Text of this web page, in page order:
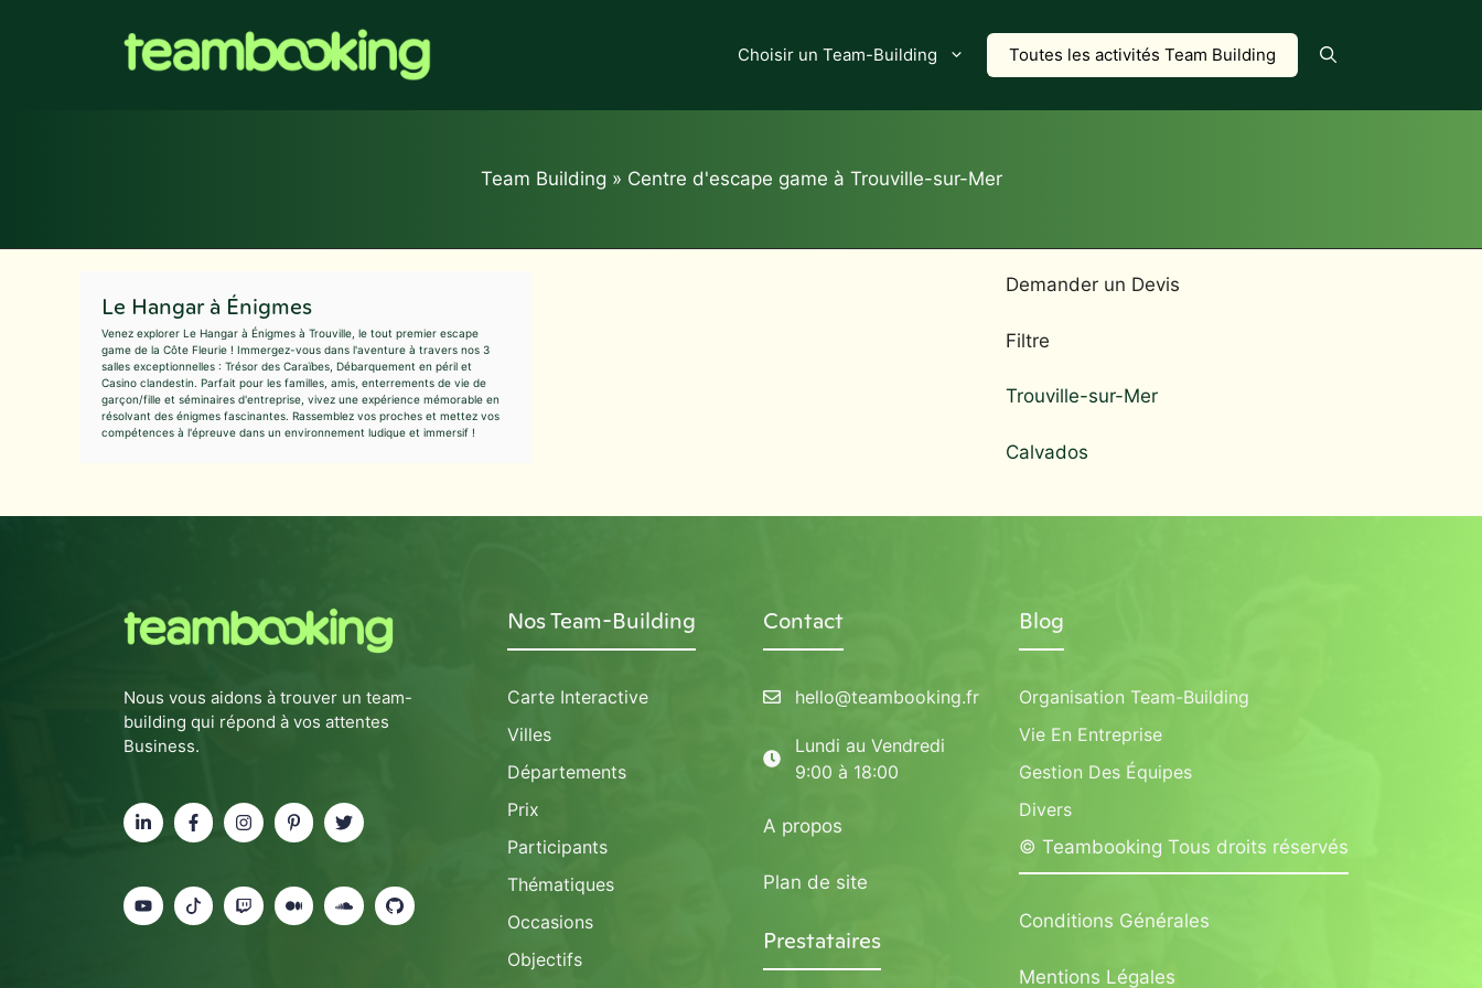
Choisir un Team-Building Toutes les activités Team Building
Team Building » Centre d'escape game à Trouville-sur-Mer
Le Hangar à Énigmes
Venez explorer Le Hangar à Énigmes à Trouville, le tout premier escape
game de la Côte Fleurie ! Immergez-vous dans l'aventure à travers nos 3
salles exceptionnelles : Trésor des Caraïbes, Débarquement en péril et
Casino clandestin. Parfait pour les familles, amis, enterrements de vie de
garçon/fille et séminaires d'entreprise, vivez une expérience mémorable en
résolvant des énigmes fascinantes. Rassemblez vos proches et mettez vos
compétences à l'épreuve dans un environnement ludique et immersif !
Demander un Devis
Filtre
Trouville-sur-Mer
Calvados
Nous vous aidons à trouver un team-
building qui répond à vos attentes
Business.
Nos Team-Building
Carte Interactive
Villes
Départements
Prix
Participants
Thématiques
Occasions
Objectifs
Contact
hello@teambooking.fr
Lundi au Vendredi
9:00 à 18:00
A propos
Plan de site
Prestataires
Blog
Organisation Team-Building
Vie En Entreprise
Gestion Des Équipes
Divers
© Teambooking Tous droits réservés
Conditions Générales
Mentions Légales